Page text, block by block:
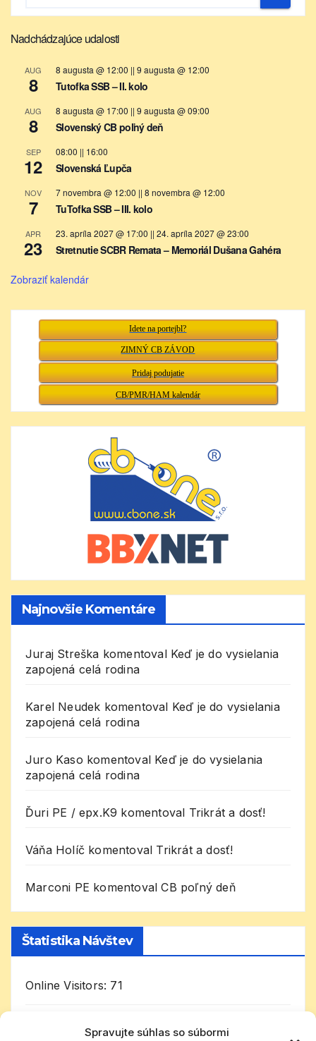
Spravujte súhlas so súbormi
Nadchádzajúce udalosti
AUG
8
8 augusta @ 12:00 || 9 augusta @ 12:00
Tutofka SSB – II. kolo
AUG
8
8 augusta @ 17:00 || 9 augusta @ 09:00
Slovenský CB poľný deň
SEP
12
08:00 || 16:00
Slovenská Ľupča
NOV
7
7 novembra @ 12:00 || 8 novembra @ 12:00
TuTofka SSB – III. kolo
APR
23
23. apríla 2027 @ 17:00 || 24. apríla 2027 @ 23:00
Stretnutie SCBR Remata – Memoriál Dušana Gahéra
Zobraziť kalendár
Idete na portejbl?
ZIMNÝ CB ZÁVOD
Pridaj podujatie
CB/PMR/HAM kalendár
Najnovšie Komentáre
Juraj Streška komentoval Keď je do vysielania
zapojená celá rodina
Karel Neudek komentoval Keď je do vysielania
zapojená celá rodina
Juro Kaso komentoval Keď je do vysielania
zapojená celá rodina
Ďuri PE / epx.K9 komentoval Trikrát a dosť!
Váňa Holíč komentoval Trikrát a dosť!
Marconi PE komentovalCB poľný deň
Štatistika Návštev
Online Visitors: 71
Today's Visitors:7 070